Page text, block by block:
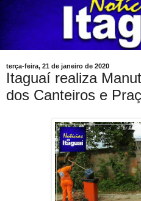
terça-feira, 21 de janeiro de 2020
Itaguaí realiza
dos Canteiros e